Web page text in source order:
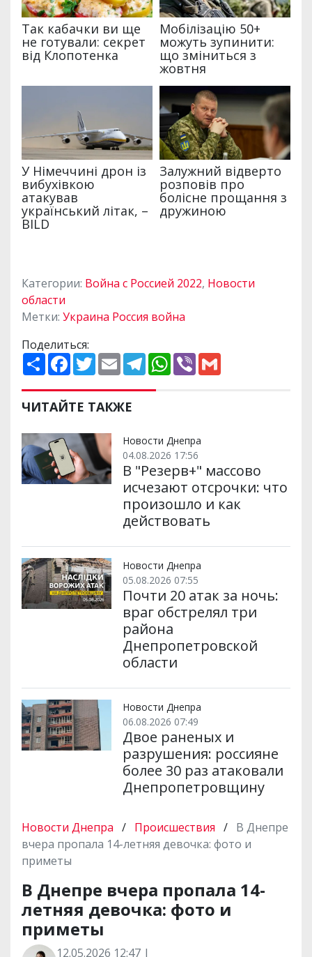
Категории: Война с Россией 2022, Новости
области
Метки: Украина Россия война
Поделиться:
П
о
и
р
и
и
F
a
e
b
o
k
T
w
t
t
e
E
m
i
l
T
e
e
m
W
h
p
V
ЧИТАЙТЕ ТАКЖЕ
Новости Днепра
04.08.2026 17:56
В "Резерв+" массово
исчезают отсрочки: что
произошло и как
действовать
Новости Днепра
05.08.2026 07:55
Почти 20 атак за ночь:
враг обстрелял три
района
Днепропетровской
области
Новости Днепра
06.08.2026 07:49
Двое раненых и
разрушения: россияне
более 30 раз атаковали
Днепропетровщину
Новости Днепра / Происшествия / В Днепре
вчера пропала 14-летняя девочка: фото и
приметы
В Днепре вчера пропала 14-
летняя девочка: фото и
приметы
12.05.2026 12:47 |